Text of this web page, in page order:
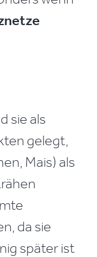
sie als
gelegt,
Mais) als
da sie
später ist